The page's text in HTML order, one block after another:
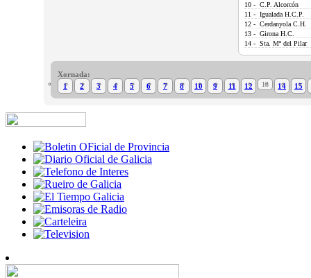
10 - C.P. Alcorcón
11 - Igualada H.C.P.
12 - Cerdanyola C.H.
13 - Girona H.C.
14 - Sta. Mª del Pilar
Xornada:
1
2 3 4 5 6 7 8 10 9 11 12 13 14 15